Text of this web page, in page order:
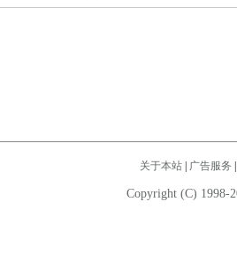
关于本站| 广告服务
Copyright (C) 1998-